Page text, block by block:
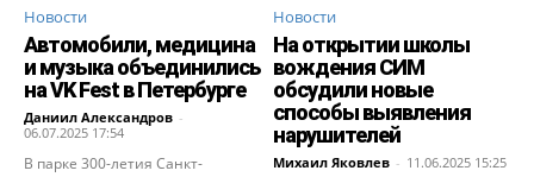
Новости
Автомобили, медицина
и музыка объединились
на VK Fest в Петербурге
Даниил Александров -
06.07.2025 17:54
В парке 300-летия Санкт-
Новости
На открытии школы
вождения СИМ
обсудили новые
способы выявления
нарушителей
Михаил Яковлев - 11.06.2025 15:25